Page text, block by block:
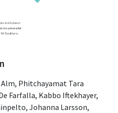
, Phitchayamat Tara
Farfalla, Kabbo Iftekhayer,
, Johanna Larsson,